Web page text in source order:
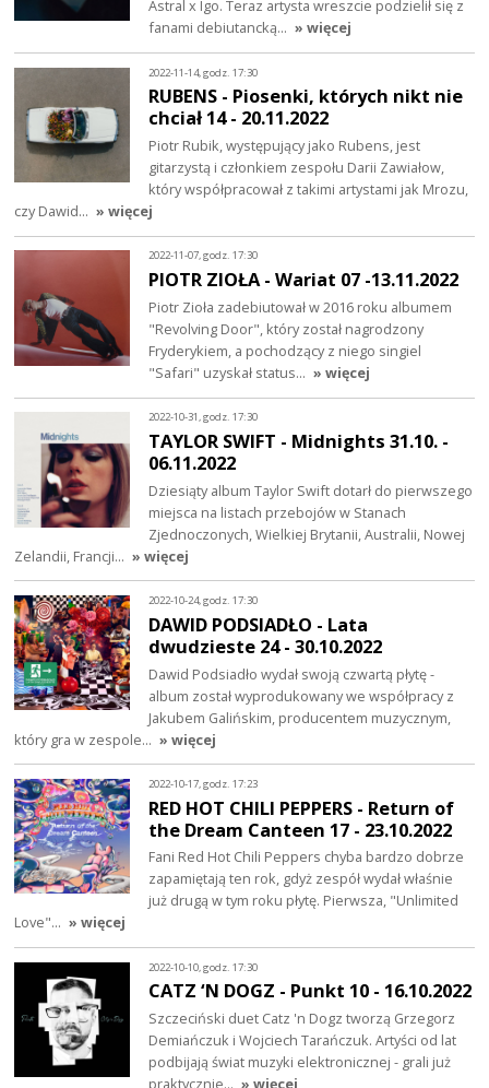
Astral x Igo. Teraz artysta wreszcie podzielił się z
fanami debiutancką… » więcej
2022-11-14, godz. 17:30
RUBENS - Piosenki, których nikt nie
chciał 14 - 20.11.2022
Piotr Rubik, występujący jako Rubens, jest
gitarzystą i członkiem zespołu Darii Zawiałow,
który współpracował z takimi artystami jak Mrozu,
czy Dawid… » więcej
2022-11-07, godz. 17:30
PIOTR ZIOŁA - Wariat 07 -13.11.2022
Piotr Zioła zadebiutował w 2016 roku albumem
"Revolving Door", który został nagrodzony
Fryderykiem, a pochodzący z niego singiel
"Safari" uzyskał status… » więcej
2022-10-31, godz. 17:30
TAYLOR SWIFT - Midnights 31.10. -
06.11.2022
Dziesiąty album Taylor Swift dotarł do pierwszego
miejsca na listach przebojów w Stanach
Zjednoczonych, Wielkiej Brytanii, Australii, Nowej
Zelandii, Francji… » więcej
2022-10-24, godz. 17:30
DAWID PODSIADŁO - Lata
dwudzieste 24 - 30.10.2022
Dawid Podsiadło wydał swoją czwartą płytę -
album został wyprodukowany we współpracy z
Jakubem Galińskim, producentem muzycznym,
który gra w zespole… » więcej
2022-10-17, godz. 17:23
RED HOT CHILI PEPPERS - Return of
the Dream Canteen 17 - 23.10.2022
Fani Red Hot Chili Peppers chyba bardzo dobrze
zapamiętają ten rok, gdyż zespół wydał właśnie
już drugą w tym roku płytę. Pierwsza, "Unlimited
Love"… » więcej
2022-10-10, godz. 17:30
CATZ ‘N DOGZ - Punkt 10 - 16.10.2022
Szczeciński duet Catz 'n Dogz tworzą Grzegorz
Demiańczuk i Wojciech Tarańczuk. Artyści od lat
podbijają świat muzyki elektronicznej - grali już
praktycznie… » więcej